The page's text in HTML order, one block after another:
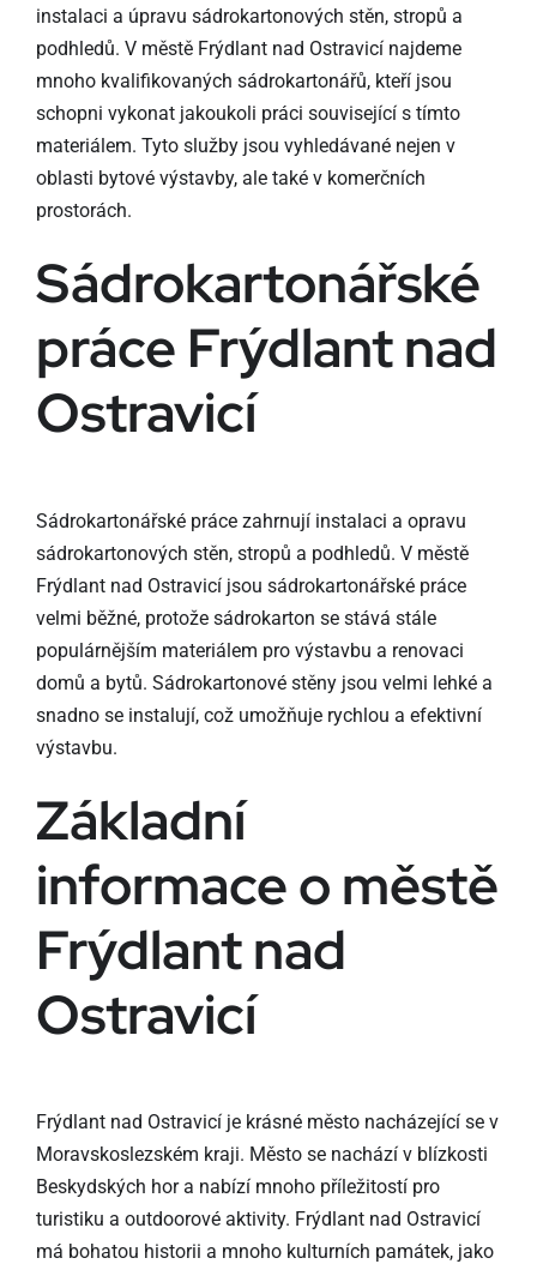
instalaci a úpravu sádrokartonových stěn, stropů a
podhledů. V městě Frýdlant nad Ostravicí najdeme
mnoho kvalifikovaných sádrokartonářů, kteří jsou
schopni vykonat jakoukoli práci související s tímto
materiálem. Tyto služby jsou vyhledávané nejen v
oblasti bytové výstavby, ale také v komerčních
prostorách.
Sádrokartonářské
práce Frýdlant nad
Ostravicí
Sádrokartonářské práce zahrnují instalaci a opravu
sádrokartonových stěn, stropů a podhledů. V městě
Frýdlant nad Ostravicí jsou sádrokartonářské práce
velmi běžné, protože sádrokarton se stává stále
populárnějším materiálem pro výstavbu a renovaci
domů a bytů. Sádrokartonové stěny jsou velmi lehké a
snadno se instalují, což umožňuje rychlou a efektivní
výstavbu.
Základní
informace o městě
Frýdlant nad
Ostravicí
Frýdlant nad Ostravicí je krásné město nacházející se v
Moravskoslezském kraji. Město se nachází v blízkosti
Beskydských hor a nabízí mnoho příležitostí pro
turistiku a outdoorové aktivity. Frýdlant nad Ostravicí
má bohatou historii a mnoho kulturních památek, jako